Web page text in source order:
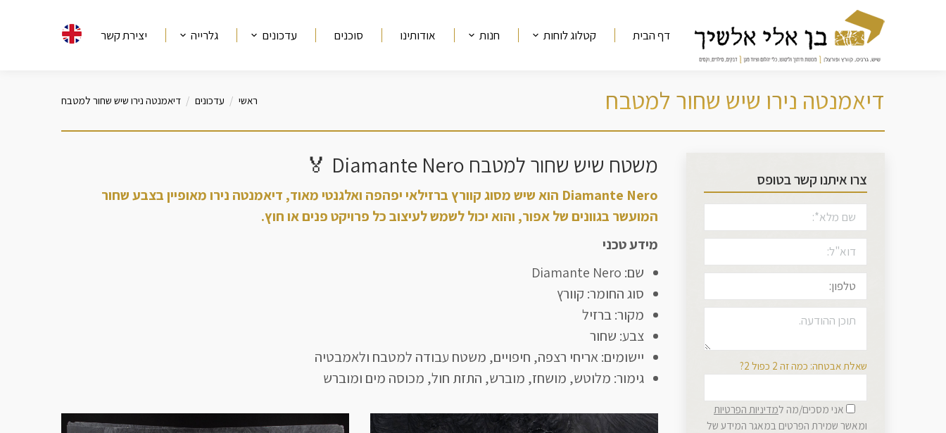
דף הבית קטלוג לוחות חנות אודותינו סוכנים עדכונים גלרייה יצירת קשר
דיאמנטה נירו שיש שחור למטבח ראשי עדכונים דיאמנטה נירו שיש שחור למטבח
משטח שיש שחור למטבח Diamante Nero 🏅
Diamante Nero הוא שיש מסוג קוורץ ברזילאי יפהפה ואלגנטי מאוד, דיאמנטה נירו מאופיין בצבע שחור
המועשר בגוונים של אפור, והוא יכול לשמש לעיצוב כל פרויקט פנים או חוץ.
מידע טכני
שם: Diamante Nero
סוג החומר: קוורץ
מקור: ברזיל
צבע: שחור
יישומים: אריחי רצפה, חיפויים, משטח עבודה למטבח ולאמבטיה
גימור: מלוטש, מושחז, מוברש, התזת חול, מכוסה מים ומוברש
צרו איתנו קשר בטופס
שאלת אבטחה: כמה זה 2 כפול 2?
אני מסכים/מה למדיניות הפרטיות
ומאשר שמירת הפרטים במאגר המידע של